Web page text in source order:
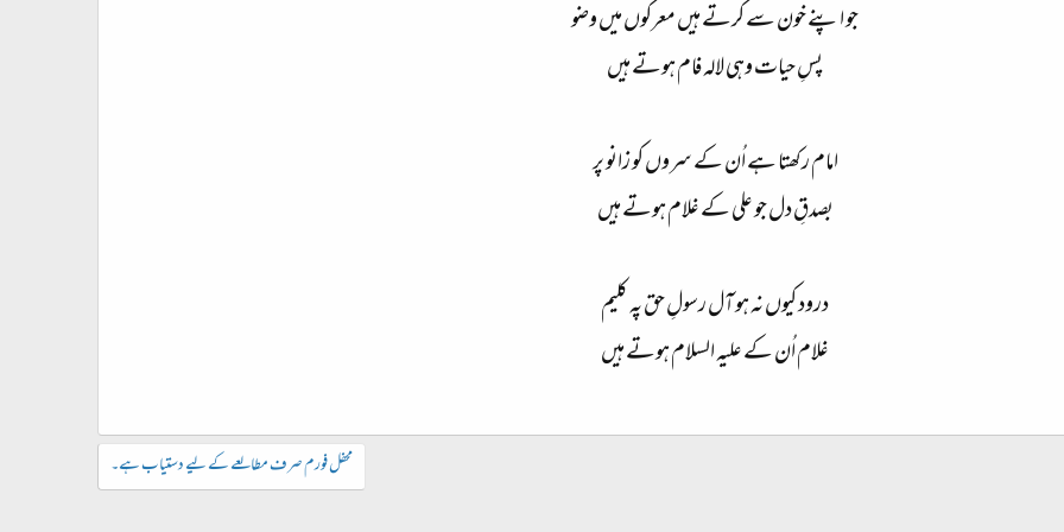
جو اپنے خون سے کرتے ہیں معرکوں میں وضو
پسِ حیات وہی لالہ فام ہوتے ہیں
امام رکھتا ہے اُن کے سروں کو زانو پر
بصدقِ دل جو علی کے غلام ہوتے ہیں
درود کیوں نہ ہو آل رسولِ حق پہ کلیم
غلام اُن کے علیہ السلام ہوتے ہیں
محفل فورم صرف مطالعے کے لیے دستیاب ہے۔